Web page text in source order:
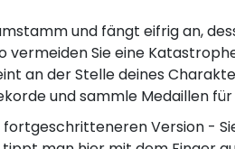
und fängt eifrig an,
Sie eine
an der Stelle deines
und sammle Medaillen für
Version -